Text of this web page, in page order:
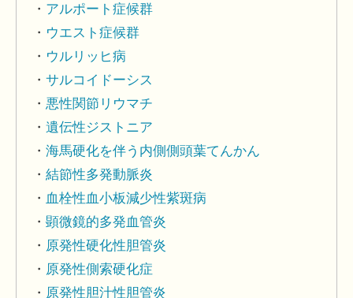
アルポート症候群
ウエスト症候群
ウルリッヒ病
サルコイドーシス
悪性関節リウマチ
遺伝性ジストニア
海馬硬化を伴う内側側頭葉てんかん
結節性多発動脈炎
血栓性血小板減少性紫斑病
顕微鏡的多発血管炎
原発性硬化性胆管炎
原発性側索硬化症
原発性胆汁性胆管炎